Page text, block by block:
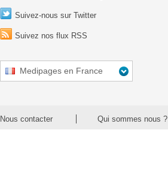
Suivez-nous sur Twitter
Suivez nos flux RSS
Medipages en France
Nous contacter Qui sommes nous ?